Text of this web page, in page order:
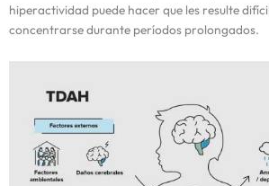
hiperactividad puede hacer que les resulte
concentrarse durante períodos prolongados.